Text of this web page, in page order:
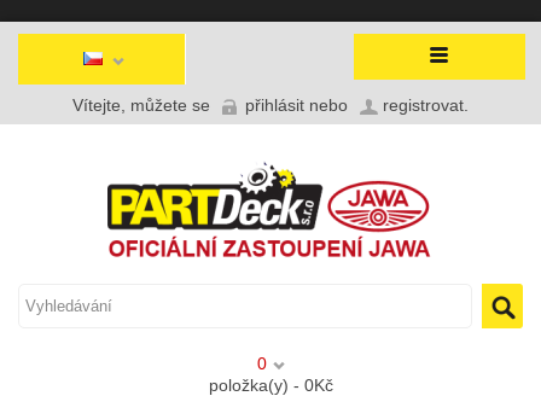
Vítejte, můžete se přihlásit nebo registrovat
0
položka(y) - 0Kč